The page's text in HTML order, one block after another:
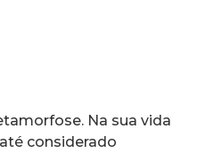
Na sua vida
considerado